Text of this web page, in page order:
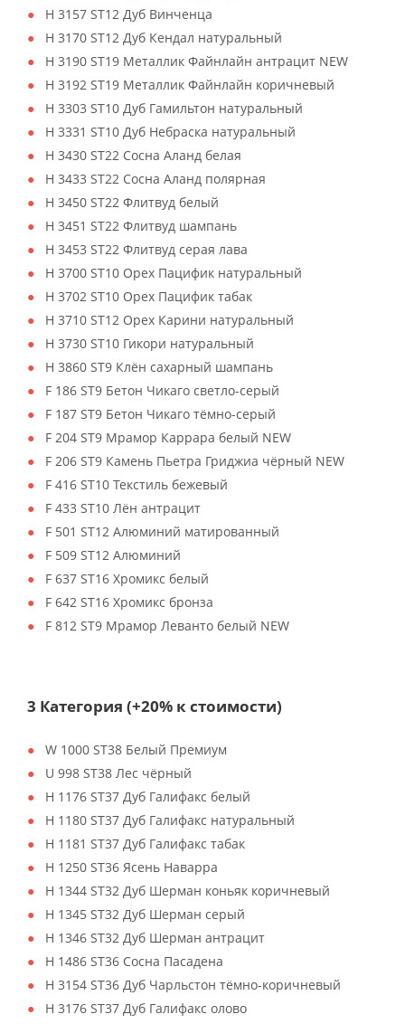
H 3157 ST12 Дуб Винченца
H 3170 ST12 Дуб Кендал натуральный
H 3190 ST19 Металлик Файнлайн антрацит NEW
H 3192 ST19 Металлик Файнлайн коричневый
H 3303 ST10 Дуб Гамильтон натуральный
H 3331 ST10 Дуб Небраска натуральный
H 3430 ST22 Сосна Аланд белая
H 3433 ST22 Сосна Аланд полярная
H 3450 ST22 Флитвуд белый
H 3451 ST22 Флитвуд шампань
H 3453 ST22 Флитвуд серая лава
H 3700 ST10 Орех Пацифик натуральный
H 3702 ST10 Орех Пацифик табак
H 3710 ST12 Орех Карини натуральный
H 3730 ST10 Гикори натуральный
H 3860 ST9 Клён сахарный шампань
F 186 ST9 Бетон Чикаго светло-серый
F 187 ST9 Бетон Чикаго тёмно-серый
F 204 ST9 Мрамор Каррара белый NEW
F 206 ST9 Камень Пьетра Гриджиа чёрный NEW
F 416 ST10 Текстиль бежевый
F 433 ST10 Лён антрацит
F 501 ST12 Алюминий матированный
F 509 ST12 Алюминий
F 637 ST16 Хромикс белый
F 642 ST16 Хромикс бронза
F 812 ST9 Мрамор Леванто белый NEW
3 Категория (+20% к стоимости)
W 1000 ST38 Белый Премиум
U 998 ST38 Лес чёрный
H 1176 ST37 Дуб Галифакс белый
H 1180 ST37 Дуб Галифакс натуральный
H 1181 ST37 Дуб Галифакс табак
H 1250 ST36 Ясень Наварра
H 1344 ST32 Дуб Шерман коньяк коричневый
H 1345 ST32 Дуб Шерман серый
H 1346 ST32 Дуб Шерман антрацит
H 1486 ST36 Сосна Пасадена
H 3154 ST36 Дуб Чарльстон тёмно-коричневый
H 3176 ST37 Дуб Галифакс олово